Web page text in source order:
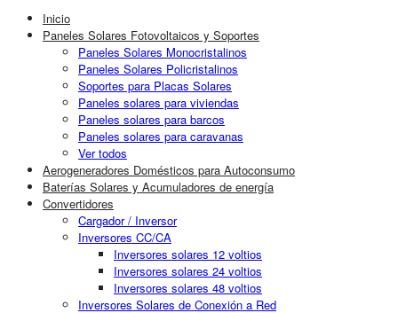
Inicio
Paneles Solares Fotovoltaicos y Soportes
Paneles Solares Monocristalinos
Paneles Solares Policristalinos
Soportes para Placas Solares
Paneles solares para viviendas
Paneles solares para barcos
Paneles solares para caravanas
Ver todos
Aerogeneradores Domésticos para Autoconsumo
Baterías Solares y Acumuladores de energía
Convertidores
Cargador / Inversor
Inversores CC/CA
Inversores solares 12 voltios
Inversores solares 24 voltios
Inversores solares 48 voltios
Inversores Solares de Conexión a Red